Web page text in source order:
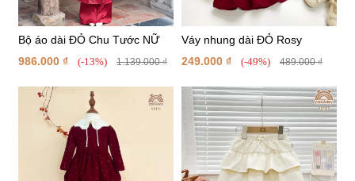
Bộ áo dài ĐỎ Chu Tước NỮ
986.000 ₫
(-13%) 1.139.000 ₫
Váy nhung dài ĐỎ Rosy
249.000 ₫
(-49%) 489.000 ₫